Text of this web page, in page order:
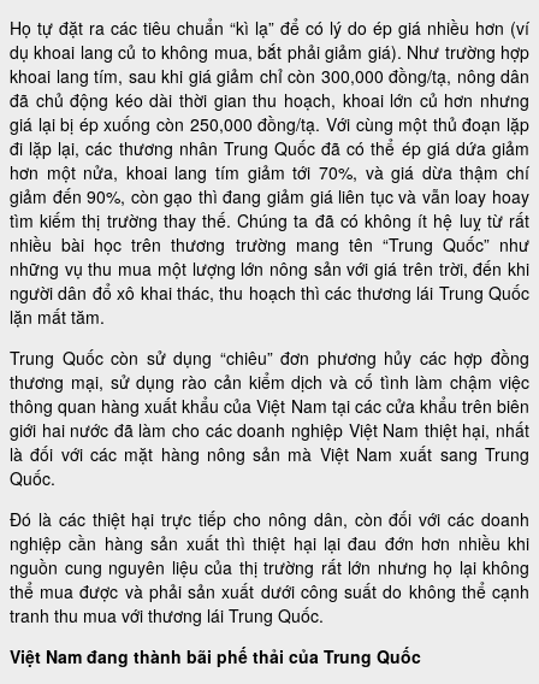
Họ tự đặt ra các tiêu chuẩn “kì lạ” để có lý do ép giá nhiều hơn (ví
dụ khoai lang củ to không mua, bắt phải giảm giá). Như trường hợp
khoai lang tím, sau khi giá giảm chỉ còn 300,000 đồng/tạ, nông dân
đã chủ động kéo dài thời gian thu hoạch, khoai lớn củ hơn nhưng
giá lại bị ép xuống còn 250,000 đồng/tạ. Với cùng một thủ đoạn lặp
đi lặp lại, các thương nhân Trung Quốc đã có thể ép giá dứa giảm
hơn một nửa, khoai lang tím giảm tới 70%, và giá dừa thậm chí
giảm đến 90%, còn gạo thì đang giảm giá liên tục và vẫn loay hoay
tìm kiếm thị trường thay thế. Chúng ta đã có không ít hệ luỵ từ rất
nhiều bài học trên thương trường mang tên “Trung Quốc” như
những vụ thu mua một lượng lớn nông sản với giá trên trời, đến khi
người dân đổ xô khai thác, thu hoạch thì các thương lái Trung Quốc
lặn mất tăm.
Trung Quốc còn sử dụng “chiêu” đơn phương hủy các hợp đồng
thương mại, sử dụng rào cản kiểm dịch và cố tình làm chậm việc
thông quan hàng xuất khẩu của Việt Nam tại các cửa khẩu trên biên
giới hai nước đã làm cho các doanh nghiệp Việt Nam thiệt hại, nhất
là đối với các mặt hàng nông sản mà Việt Nam xuất sang Trung
Quốc.
Đó là các thiệt hại trực tiếp cho nông dân, còn đối với các doanh
nghiệp cần hàng sản xuất thì thiệt hại lại đau đớn hơn nhiều khi
nguồn cung nguyên liệu của thị trường rất lớn nhưng họ lại không
thể mua được và phải sản xuất dưới công suất do không thể cạnh
tranh thu mua với thương lái Trung Quốc.
Việt Nam đang thành bãi phế thải của Trung Quốc